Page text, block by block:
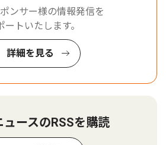
ンサー様の情報発信を
ートいたします。
詳細を見る
ュースのRSSを購読